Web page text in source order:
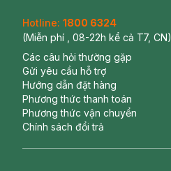
Hotline: 1800 6324
(Miễn phí , 08-22h kể cả T7, CN)
Các câu hỏi thường gặp
Gửi yêu cầu hỗ trợ
Hướng dẫn đặt hàng
Phương thức thanh toán
Phương thức vận chuyển
Chính sách đổi trả